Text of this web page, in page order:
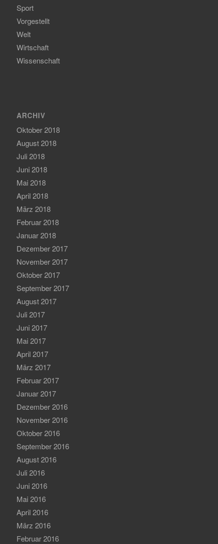
Sport
Vorgestellt
Welt
Wirtschaft
Wissenschaft
ARCHIV
Oktober 2018
August 2018
Juli 2018
Juni 2018
Mai 2018
April 2018
März 2018
Februar 2018
Januar 2018
Dezember 2017
November 2017
Oktober 2017
September 2017
August 2017
Juli 2017
Juni 2017
Mai 2017
April 2017
März 2017
Februar 2017
Januar 2017
Dezember 2016
November 2016
Oktober 2016
September 2016
August 2016
Juli 2016
Juni 2016
Mai 2016
April 2016
März 2016
Februar 2016